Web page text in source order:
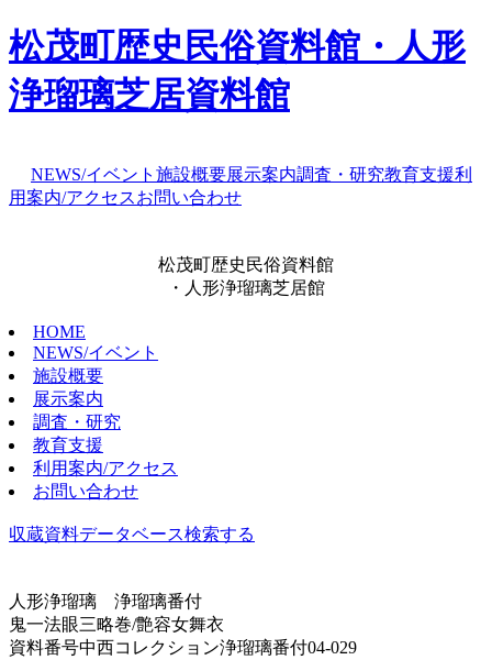
松茂町歴史民俗資料館・人形
浄瑠璃芝居資料館
NEWS/イベント 施設概要展示案内調査・研究教育支援利
用案内/アクセスお問い合わせ
松茂町歴史民俗資料館
・人形浄瑠璃芝居館
HOME
NEWS/イベント
施設概要
展示案内
調査・研究
教育支援
利用案内/アクセス
お問い合わせ
収蔵資料データベース検索する
人形浄瑠璃 浄瑠璃番付
鬼一法眼三略巻/艶容女舞衣
資料番号中西コレクション浄瑠璃番付04-029